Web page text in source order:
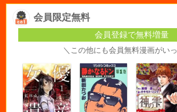
会員限定無料
会員登録で無料増量
＼この他にも会員無料漫画がい